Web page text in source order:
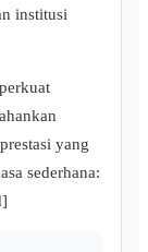
institusi
yang
sederhana: